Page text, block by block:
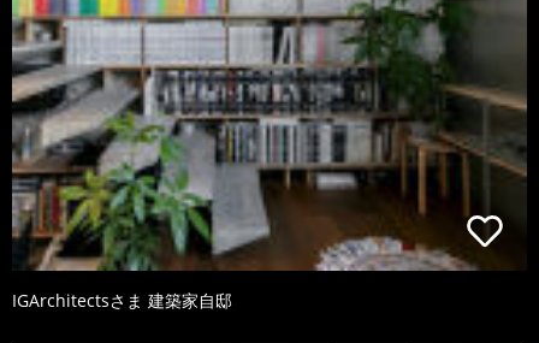
IGArchitectsさま 建築家自邸